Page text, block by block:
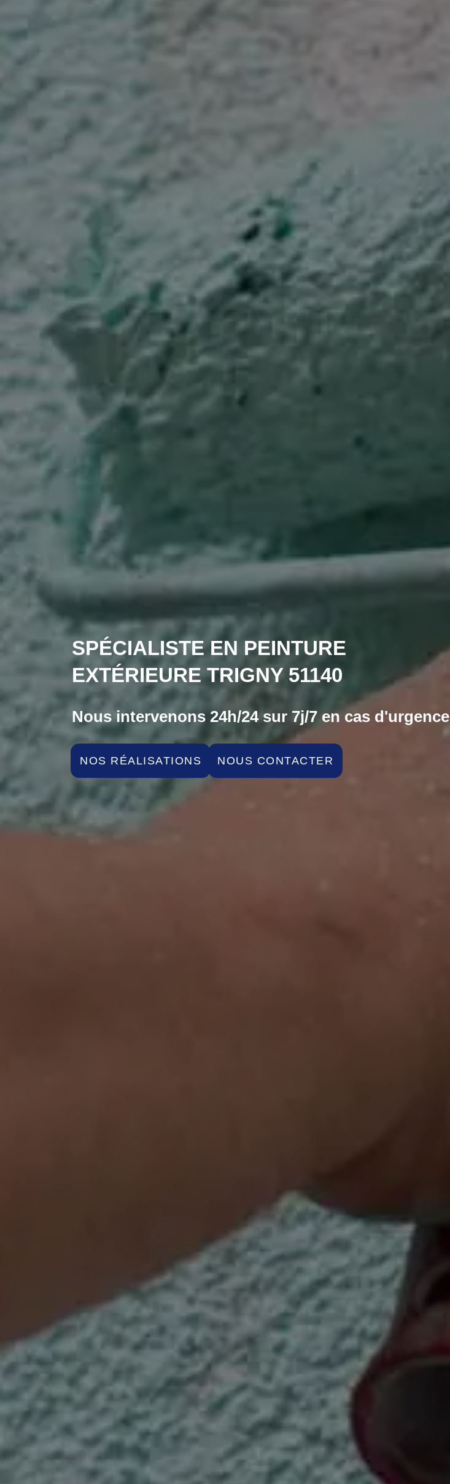
SPÉCIALISTE EN PEINTURE
EXTÉRIEURE TRIGNY 51140
Nous intervenons 24h/24 sur 7j/7 en cas d'urgence
NOS RÉALISATIONS NOUS CONTACTER